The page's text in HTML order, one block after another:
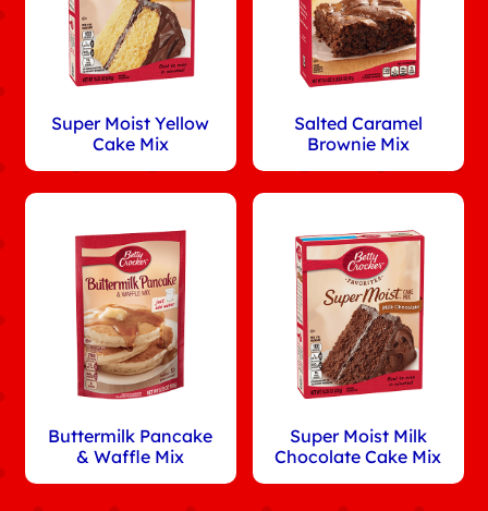
Super Moist Yellow
Cake Mix
Salted Caramel
Brownie Mix
Buttermilk Pancake
& Waffle Mix
Super Moist Milk
Chocolate Cake Mix